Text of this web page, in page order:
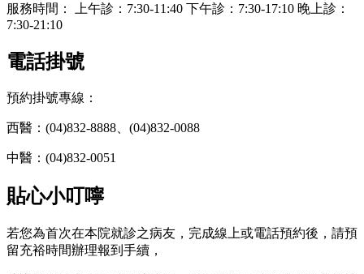
服務時間： 上午診：7:30-11:40 下午診：7:30-17:10 晚上診：
7:30-21:10
電話掛號
預約掛號專線：
西醫：(04)832-8888、(04)832-0088
中醫：(04)832-0051
貼心小叮嚀
若您為首次在本院就診之病友，完成線上或電話預約後，請預
留充裕時間辦理報到手續，